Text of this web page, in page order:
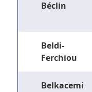
Béclin
Beldi-
Ferchiou
Belkacemi